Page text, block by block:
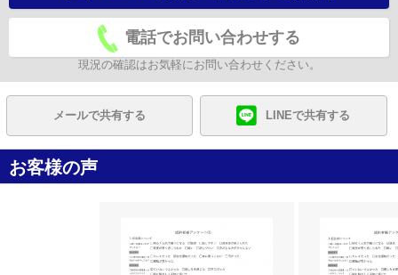
電話でお問い合わせする
現況の確認はお気軽にお問い合わせください。
メールで共有する LINEで共有する
お客様の声